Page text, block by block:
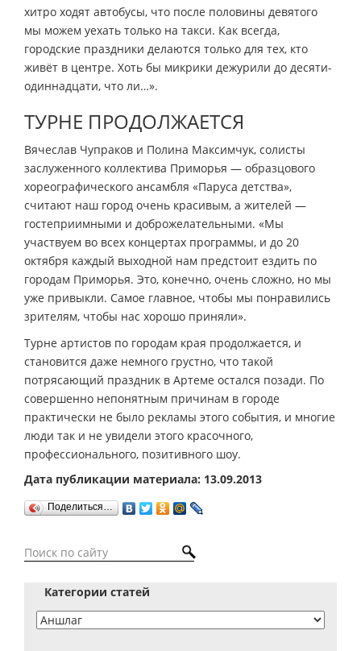
хитро ходят автобусы, что после половины девятого
мы можем уехать только на такси. Как всегда,
городские праздники делаются только для тех, кто
живёт в центре. Хоть бы микрики дежурили до десяти-
одиннадцати, что ли…».
ТУРНЕ ПРОДОЛЖАЕТСЯ
Вячеслав Чупраков и Полина Максимчук, солисты
заслуженного коллектива Приморья — образцового
хореографического ансамбля «Паруса детства»,
считают наш город очень красивым, а жителей —
гостеприимными и доброжелательными. «Мы
участвуем во всех концертах программы, и до 20
октября каждый выходной нам предстоит ездить по
городам Приморья. Это, конечно, очень сложно, но мы
уже привыкли. Самое главное, чтобы мы понравились
зрителям, чтобы нас хорошо приняли».
Турне артистов по городам края продолжается, и
становится даже немного грустно, что такой
потрясающий праздник в Артеме остался позади. По
совершенно непонятным причинам в городе
практически не было рекламы этого события, и многие
люди так и не увидели этого красочного,
профессионального, позитивного шоу.
Дата публикации материала: 13.09.2013
Поделиться…
Категории статей